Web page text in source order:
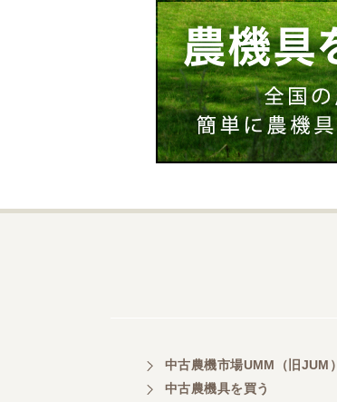
中古農機市場UMM（旧JUM）
中古農機具を買う